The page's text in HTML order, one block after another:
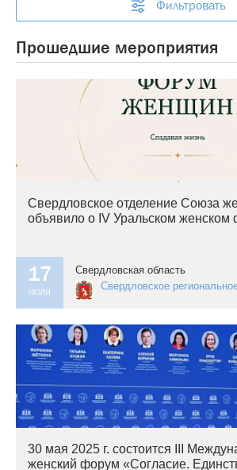
Фильтровать
Прошедшие мероприятия
Свердловское отделение Союза
объявило о IV Уральском женском
17
ИЮЛЯ
Свердловская область
Свердловское
30 мая 2025 г. состоится III
женский форум «Согласие.